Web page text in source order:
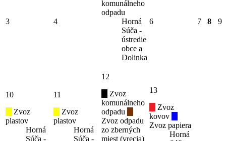
3 4
komunálneho
odpadu
Horná
Súča -
ústredie
obce a
Dolinka
6 7 8 9
10
Zvoz
plastov
Horná
Súča -
11
Zvoz
plastov
Horná
Súča -
12
Zvoz
komunálneho
odpadu
Zvoz odpadu
zo zberných
miest (vrecia)
13
Zvoz
kovov
Zvoz papiera
Horná